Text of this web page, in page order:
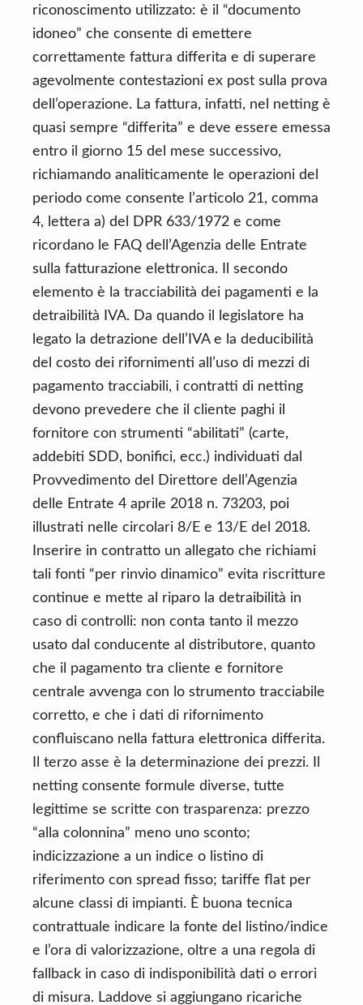
riconoscimento utilizzato: è il “documento
idoneo” che consente di emettere
correttamente fattura differita e di superare
agevolmente contestazioni ex post sulla prova
dell’operazione. La fattura, infatti, nel netting è
quasi sempre “differita” e deve essere emessa
entro il giorno 15 del mese successivo,
richiamando analiticamente le operazioni del
periodo come consente l’articolo 21, comma
4, lettera a) del DPR 633/1972 e come
ricordano le FAQ dell’Agenzia delle Entrate
sulla fatturazione elettronica. Il secondo
elemento è la tracciabilità dei pagamenti e la
detraibilità IVA. Da quando il legislatore ha
legato la detrazione dell’IVA e la deducibilità
del costo dei rifornimenti all’uso di mezzi di
pagamento tracciabili, i contratti di netting
devono prevedere che il cliente paghi il
fornitore con strumenti “abilitati” (carte,
addebiti SDD, bonifici, ecc.) individuati dal
Provvedimento del Direttore dell’Agenzia
delle Entrate 4 aprile 2018 n. 73203, poi
illustrati nelle circolari 8/E e 13/E del 2018.
Inserire in contratto un allegato che richiami
tali fonti “per rinvio dinamico” evita riscritture
continue e mette al riparo la detraibilità in
caso di controlli: non conta tanto il mezzo
usato dal conducente al distributore, quanto
che il pagamento tra cliente e fornitore
centrale avvenga con lo strumento tracciabile
corretto, e che i dati di rifornimento
confluiscano nella fattura elettronica differita.
Il terzo asse è la determinazione dei prezzi. Il
netting consente formule diverse, tutte
legittime se scritte con trasparenza: prezzo
“alla colonnina” meno uno sconto;
indicizzazione a un indice o listino di
riferimento con spread fisso; tariffe flat per
alcune classi di impianti. È buona tecnica
contrattuale indicare la fonte del listino/indice
e l’ora di valorizzazione, oltre a una regola di
fallback in caso di indisponibilità dati o errori
di misura. Laddove si aggiungano ricariche